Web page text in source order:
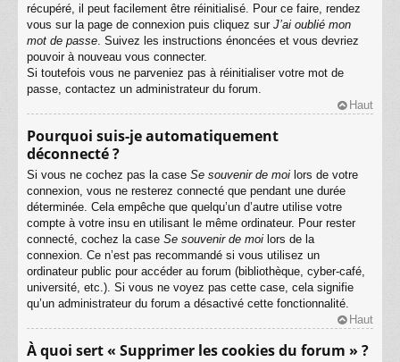
récupéré, il peut facilement être réinitialisé. Pour ce faire, rendez
vous sur la page de connexion puis cliquez sur J’ai oublié mon
mot de passe. Suivez les instructions énoncées et vous devriez
pouvoir à nouveau vous connecter.
Si toutefois vous ne parveniez pas à réinitialiser votre mot de
passe, contactez un administrateur du forum.
Haut
Pourquoi suis-je automatiquement
déconnecté ?
Si vous ne cochez pas la case Se souvenir de moi lors de votre
connexion, vous ne resterez connecté que pendant une durée
déterminée. Cela empêche que quelqu’un d’autre utilise votre
compte à votre insu en utilisant le même ordinateur. Pour rester
connecté, cochez la case Se souvenir de moi lors de la
connexion. Ce n’est pas recommandé si vous utilisez un
ordinateur public pour accéder au forum (bibliothèque, cyber-café,
université, etc.). Si vous ne voyez pas cette case, cela signifie
qu’un administrateur du forum a désactivé cette fonctionnalité.
Haut
À quoi sert « Supprimer les cookies du forum » ?